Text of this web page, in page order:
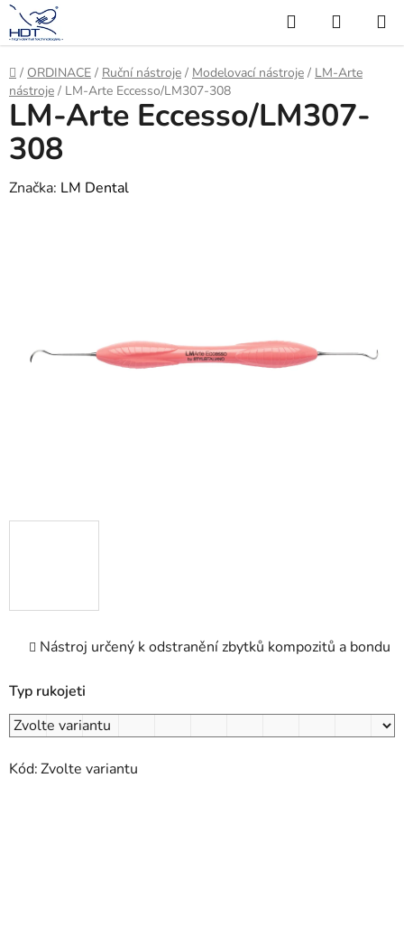
Přejít
na
obsah
Hledat
KOŠÍK
Domů
/ ORDINACE / Ruční nástroje / Modelovací nástroje / LM-Arte
nástroje / LM-Arte Eccesso/LM307-308
Nástroj určený k odstranění zbytků kompozitů a bondu
Typ rukojeti
Kód:Zvolte variantu
LM-Arte Eccesso/LM307-
308
Značka: LM Dental